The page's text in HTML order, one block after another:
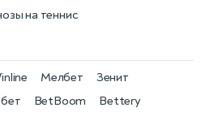
на теннис
BetBoom
Мелбет
Bettery
Зенит